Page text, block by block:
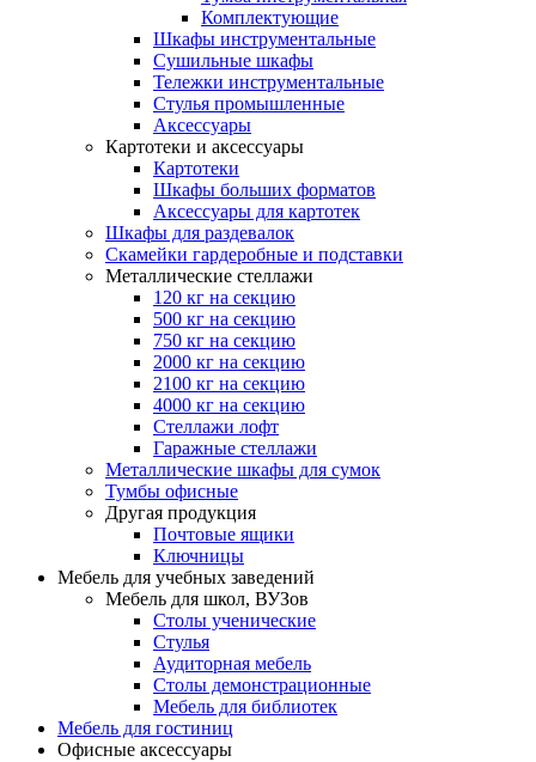
Комплектующие
Шкафы инструментальные
Сушильные шкафы
Тележки инструментальные
Стулья промышленные
Аксессуары
Картотеки и аксессуары
Картотеки
Шкафы больших форматов
Аксессуары для картотек
Шкафы для раздевалок
Скамейки гардеробные и подставки
Металлические стеллажи
120 кг на секцию
500 кг на секцию
750 кг на секцию
2000 кг на секцию
2100 кг на секцию
4000 кг на секцию
Стеллажи лофт
Гаражные стеллажи
Металлические шкафы для сумок
Тумбы офисные
Другая продукция
Почтовые ящики
Ключницы
Мебель для учебных заведений
Мебель для школ, ВУЗов
Столы ученические
Стулья
Аудиторная мебель
Столы демонстрационные
Мебель для библиотек
Мебель для гостиниц
Офисные аксессуары